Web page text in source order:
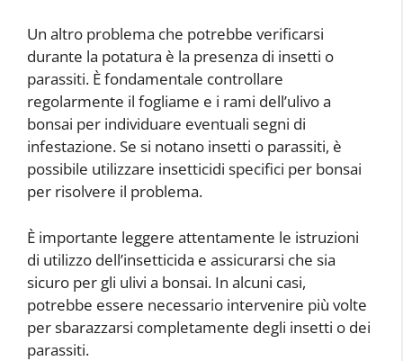
Un altro problema che potrebbe verificarsi
durante la potatura è la presenza di insetti o
parassiti. È fondamentale controllare
regolarmente il fogliame e i rami dell’ulivo a
bonsai per individuare eventuali segni di
infestazione. Se si notano insetti o parassiti, è
possibile utilizzare insetticidi specifici per bonsai
per risolvere il problema.
È importante leggere attentamente le istruzioni
di utilizzo dell’insetticida e assicurarsi che sia
sicuro per gli ulivi a bonsai. In alcuni casi,
potrebbe essere necessario intervenire più volte
per sbarazzarsi completamente degli insetti o dei
parassiti.